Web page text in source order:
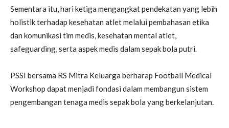
Sementara itu, hari ketiga mengangkat pendekatan yang lebih
holistik terhadap kesehatan atlet melalui pembahasan etika
dan komunikasi tim medis, kesehatan mental atlet,
safeguarding, serta aspek medis dalam sepak bola putri.
PSSI bersama RS Mitra Keluarga berharap Football Medical
Workshop dapat menjadi fondasi dalam membangun sistem
pengembangan tenaga medis sepak bola yang berkelanjutan.